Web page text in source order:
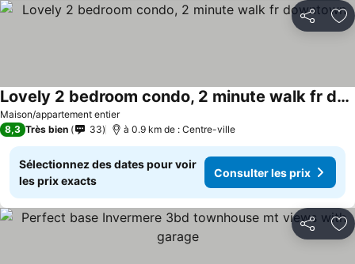
Partager
Maison/appartement entier
Lovely 2 bedroom condo, 2 minute walk fr downtown
Consulter les prix
8,3 Très bien 33 à 0.9 km de : Centre-ville
Sélectionnez des dates pour voir
les prix exacts
Consulter les prix
Partager